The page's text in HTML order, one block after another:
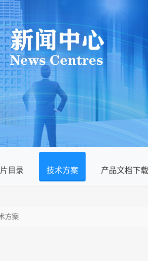
目录 技术方案 产品文档下载
方案